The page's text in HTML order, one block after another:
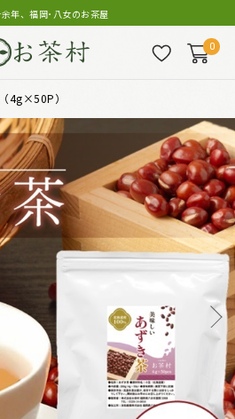
年、福岡･八女のお茶屋
0
4g×50P）